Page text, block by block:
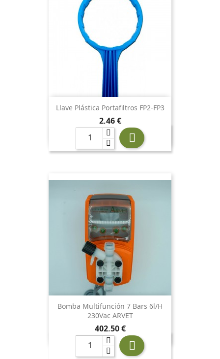
Llave Plástica Portafiltros FP2-FP3
Precio
2,46 €

Bomba Multifunción 7 Bars 6l/h
230Vac ARVET
Precio
402,50 €
